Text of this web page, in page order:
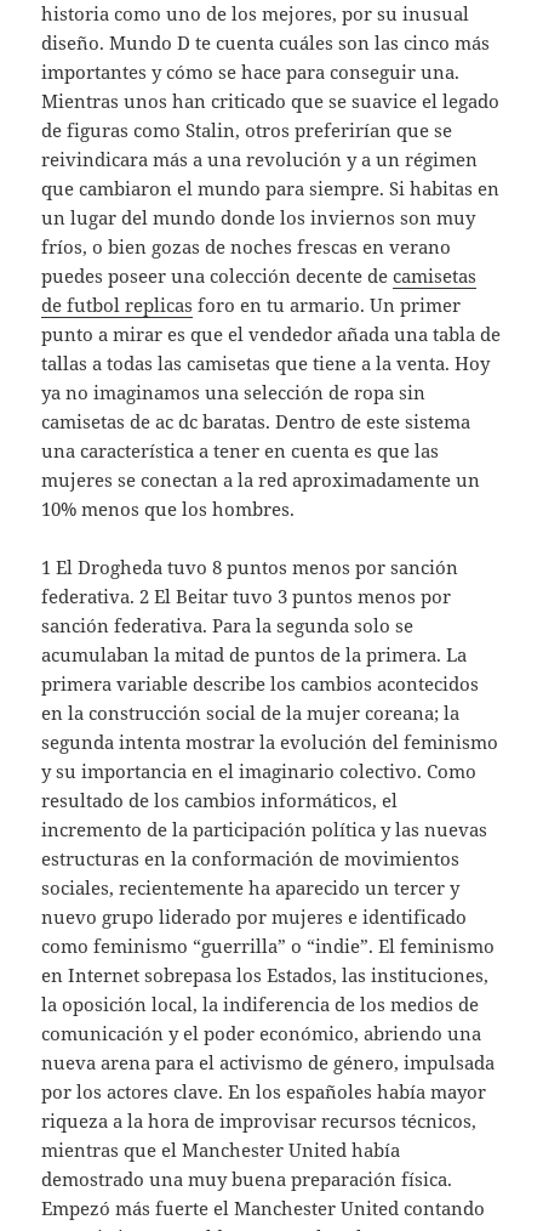
historia como uno de los mejores, por su inusual
diseño. Mundo D te cuenta cuáles son las cinco más
importantes y cómo se hace para conseguir una.
Mientras unos han criticado que se suavice el legado
de figuras como Stalin, otros preferirían que se
reivindicara más a una revolución y a un régimen
que cambiaron el mundo para siempre. Si habitas en
un lugar del mundo donde los inviernos son muy
fríos, o bien gozas de noches frescas en verano
puedes poseer una colección decente decamisetas
de futbol replicas foro en tu armario. Un primer
punto a mirar es que el vendedor añada una tabla de
tallas a todas las camisetas que tiene a la venta. Hoy
ya no imaginamos una selección de ropa sin
camisetas de ac dc baratas. Dentro de este sistema
una característica a tener en cuenta es que las
mujeres se conectan a la red aproximadamente un
10% menos que los hombres.
1 El Drogheda tuvo 8 puntos menos por sanción
federativa. 2 El Beitar tuvo 3 puntos menos por
sanción federativa. Para la segunda solo se
acumulaban la mitad de puntos de la primera. La
primera variable describe los cambios acontecidos
en la construcción social de la mujer coreana; la
segunda intenta mostrar la evolución del feminismo
y su importancia en el imaginario colectivo. Como
resultado de los cambios informáticos, el
incremento de la participación política y las nuevas
estructuras en la conformación de movimientos
sociales, recientemente ha aparecido un tercer y
nuevo grupo liderado por mujeres e identificado
como feminismo “guerrilla” o “indie”. El feminismo
en Internet sobrepasa los Estados, las instituciones,
la oposición local, la indiferencia de los medios de
comunicación y el poder económico, abriendo una
nueva arena para el activismo de género, impulsada
por los actores clave. En los españoles había mayor
riqueza a la hora de improvisar recursos técnicos,
mientras que el Manchester United había
demostrado una muy buena preparación física.
Empezó más fuerte el Manchester United contando